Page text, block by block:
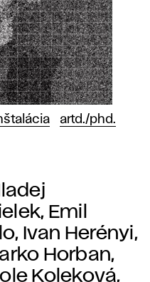
artd./phd.
Emil
Ivan Herényi,
Horban,
Koleková,